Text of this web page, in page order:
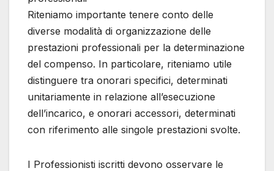
Riteniamo importante tenere conto delle
diverse modalità di organizzazione delle
prestazioni professionali per la determinazione
del compenso. In particolare, riteniamo utile
distinguere tra onorari specifici, determinati
unitariamente in relazione all’esecuzione
dell’incarico, e onorari accessori, determinati
con riferimento alle singole prestazioni svolte.
I Professionisti iscritti devono osservare le